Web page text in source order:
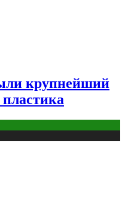
крупнейший
пластика